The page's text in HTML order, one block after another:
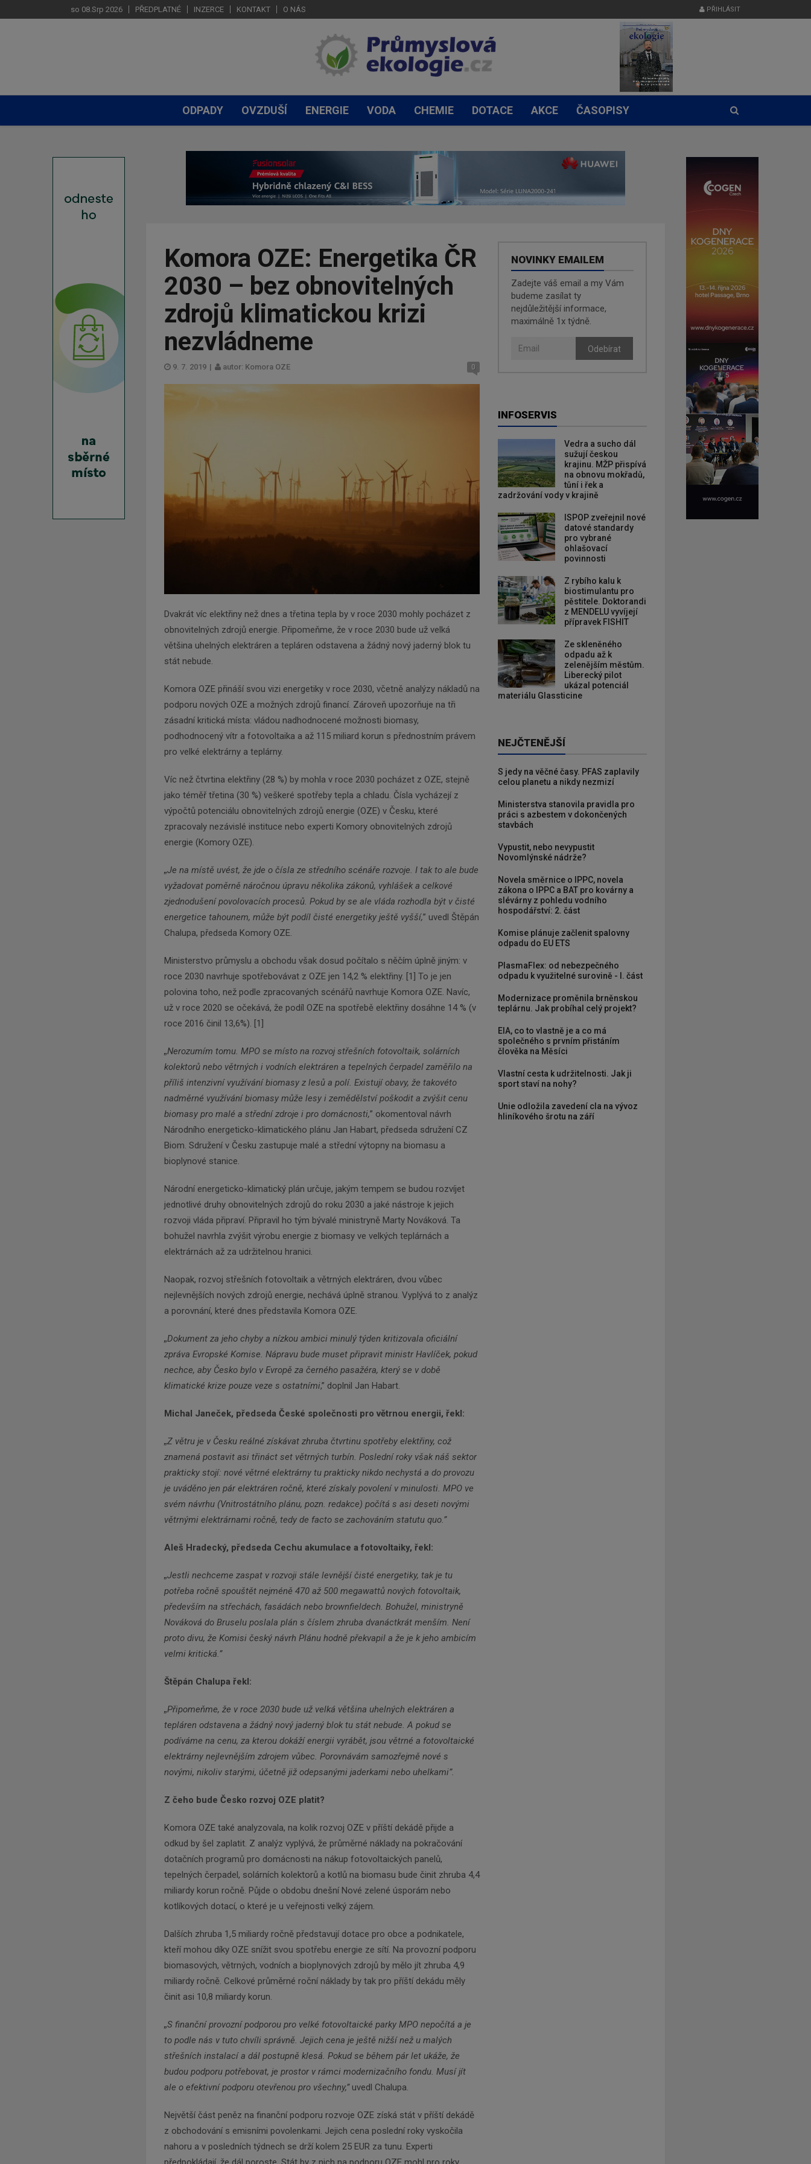
so 08.Srp 2026 PŘEDPLATNÉ INZERCE KONTAKT O NÁS PŘIHLÁSIT
ODPADY OVZDUŠÍ ENERGIE VODA CHEMIE DOTACE AKCE ČASOPISY
Komora OZE: Energetika ČR
2030 – bez obnovitelných
zdrojů klimatickou krizi
nezvládneme
9. 7. 2019 | autor: Komora OZE 0
Dvakrát víc elektřiny než dnes a třetina tepla by v roce 2030 mohly pocházet z
obnovitelných zdrojů energie. Připomeňme, že v roce 2030 bude už velká
většina uhelných elektráren a tepláren odstavena a žádný nový jaderný blok tu
stát nebude.
Komora OZE přináší svou vizi energetiky v roce 2030, včetně analýzy nákladů na
podporu nových OZE a možných zdrojů financí. Zároveň upozorňuje na tři
zásadní kritická místa: vládou nadhodnocené možnosti biomasy,
podhodnocený vítr a fotovoltaika a až 115 miliard korun s přednostním právem
pro velké elektrárny a teplárny.
Víc než čtvrtina elektřiny (28 %) by mohla v roce 2030 pocházet z OZE, stejně
jako téměř třetina (30 %) veškeré spotřeby tepla a chladu. Čísla vycházejí z
výpočtů potenciálu obnovitelných zdrojů energie (OZE) v Česku, které
zpracovaly nezávislé instituce nebo experti Komory obnovitelných zdrojů
energie (Komory OZE).
„Je na místě uvést, že jde o čísla ze středního scénáře rozvoje. I tak to ale bude
vyžadovat poměrně náročnou úpravu několika zákonů, vyhlášek a celkové
zjednodušení povolovacích procesů. Pokud by se ale vláda rozhodla být v čisté
energetice tahounem, může být podíl čisté energetiky ještě vyšší,” uvedl Štěpán
Chalupa, předseda Komory OZE.
Ministerstvo průmyslu a obchodu však dosud počítalo s něčím úplně jiným: v
roce 2030 navrhuje spotřebovávat z OZE jen 14,2 % elektřiny. [1] To je jen
polovina toho, než podle zpracovaných scénářů navrhuje Komora OZE. Navíc,
už v roce 2020 se očekává, že podíl OZE na spotřebě elektřiny dosáhne 14 % (v
roce 2016 činil 13,6%). [1]
„Nerozumím tomu. MPO se místo na rozvoj střešních fotovoltaik, solárních
kolektorů nebo větrných i vodních elektráren a tepelných čerpadel zaměřilo na
příliš intenzivní využívání biomasy z lesů a polí. Existují obavy, že takovéto
nadměrné využívání biomasy může lesy i zemědělství poškodit a zvýšit cenu
biomasy pro malé a střední zdroje i pro domácnosti,” okomentoval návrh
Národního energeticko-klimatického plánu Jan Habart, předseda sdružení CZ
Biom. Sdružení v Česku zastupuje malé a střední výtopny na biomasu a
bioplynové stanice.
Národní energeticko-klimatický plán určuje, jakým tempem se budou rozvíjet
jednotlivé druhy obnovitelných zdrojů do roku 2030 a jaké nástroje k jejich
rozvoji vláda připraví. Připravil ho tým bývalé ministryně Marty Nováková. Ta
bohužel navrhla zvýšit výrobu energie z biomasy ve velkých teplárnách a
elektrárnách až za udržitelnou hranici.
Naopak, rozvoj střešních fotovoltaik a větrných elektráren, dvou vůbec
nejlevnějších nových zdrojů energie, nechává úplně stranou. Vyplývá to z analýz
a porovnání, které dnes představila Komora OZE.
„Dokument za jeho chyby a nízkou ambici minulý týden kritizovala oficiální
zpráva Evropské Komise. Nápravu bude muset připravit ministr Havlíček, pokud
nechce, aby Česko bylo v Evropě za černého pasažéra, který se v době
klimatické krize pouze veze s ostatními,” doplnil Jan Habart.
Michal Janeček, předseda České společnosti pro větrnou energii, řekl:
„Z větru je v Česku reálné získávat zhruba čtvrtinu spotřeby elektřiny, což
znamená postavit asi třináct set větrných turbín. Poslední roky však náš sektor
prakticky stojí: nové větrné elektrárny tu prakticky nikdo nechystá a do provozu
je uváděno jen pár elektráren ročně, které získaly povolení v minulosti. MPO ve
svém návrhu (Vnitrostátního plánu, pozn. redakce) počítá s asi deseti novými
větrnými elektrárnami ročně, tedy de facto se zachováním statutu quo.”
Aleš Hradecký, předseda Cechu akumulace a fotovoltaiky, řekl:
„Jestli nechceme zaspat v rozvoji stále levnější čisté energetiky, tak je tu
potřeba ročně spouštět nejméně 470 až 500 megawattů nových fotovoltaik,
především na střechách, fasádách nebo brownfieldech. Bohužel, ministryně
Nováková do Bruselu poslala plán s číslem zhruba dvanáctkrát menším. Není
proto divu, že Komisi český návrh Plánu hodně překvapil a že je k jeho ambicím
velmi kritická.”
Štěpán Chalupa řekl:
„Připomeňme, že v roce 2030 bude už velká většina uhelných elektráren a
tepláren odstavena a žádný nový jaderný blok tu stát nebude. A pokud se
podíváme na cenu, za kterou dokáží energii vyrábět, jsou větrné a fotovoltaické
elektrárny nejlevnějším zdrojem vůbec. Porovnávám samozřejmě nové s
novými, nikoliv starými, účetně již odepsanými jaderkami nebo uhelkami”.
Z čeho bude Česko rozvoj OZE platit?
Komora OZE také analyzovala, na kolik rozvoj OZE v příští dekádě přijde a
odkud by šel zaplatit. Z analýz vyplývá, že průměrné náklady na pokračování
dotačních programů pro domácnosti na nákup fotovoltaických panelů,
tepelných čerpadel, solárních kolektorů a kotlů na biomasu bude činit zhruba 4,4
miliardy korun ročně. Půjde o obdobu dnešní Nové zelené úsporám nebo
kotlíkových dotací, o které je u veřejnosti velký zájem.
Dalších zhruba 1,5 miliardy ročně představují dotace pro obce a podnikatele,
kteří mohou díky OZE snížit svou spotřebu energie ze sítí. Na provozní podporu
biomasových, větrných, vodních a bioplynových zdrojů by mělo jít zhruba 4,9
miliardy ročně. Celkové průměrné roční náklady by tak pro příští dekádu měly
činit asi 10,8 miliardy korun.
„S finanční provozní podporou pro velké fotovoltaické parky MPO nepočítá a je
to podle nás v tuto chvíli správně. Jejich cena je ještě nižší než u malých
střešních instalací a dál postupně klesá. Pokud se během pár let ukáže, že
budou podporu potřebovat, je prostor v rámci modernizačního fondu. Musí jít
ale o efektivní podporu otevřenou pro všechny,” uvedl Chalupa.
Největší část peněz na finanční podporu rozvoje OZE získá stát v příští dekádě
z obchodování s emisními povolenkami. Jejich cena poslední roky vyskočila
nahoru a v posledních týdnech se drží kolem 25 EUR za tunu. Experti
NOVINKY EMAILEM
Zadejte váš email a my Vám
budeme zasílat ty
nejdůležitější informace,
maximálně 1x týdně.
Odebírat
INFOSERVIS
Vedra a sucho dál
sužují českou
krajinu. MŽP přispívá
na obnovu mokřadů,
tůní i řek a
zadržování vody v krajině
ISPOP zveřejnil nové
datové standardy
pro vybrané
ohlašovací
povinnosti
Z rybího kalu k
biostimulantu pro
pěstitele. Doktorandi
z MENDELU vyvíjejí
přípravek FISHIT
Ze skleněného
odpadu až k
zelenějším městům.
Liberecký pilot
ukázal potenciál
materiálu Glassticine
NEJČTENĚJŠÍ
S jedy na věčné časy. PFAS zaplavily
celou planetu a nikdy nezmizí
Ministerstva stanovila pravidla pro
práci s azbestem v dokončených
stavbách
Vypustit, nebo nevypustit
Novomlýnské nádrže?
Novela směrnice o IPPC, novela
zákona o IPPC a BAT pro kovárny a
slévárny z pohledu vodního
hospodářství: 2. část
Komise plánuje začlenit spalovny
odpadu do EU ETS
PlasmaFlex: od nebezpečného
odpadu k využitelné surovině - I. část
Modernizace proměnila brněnskou
teplárnu. Jak probíhal celý projekt?
EIA, co to vlastně je a co má
společného s prvním přistáním
člověka na Měsíci
Vlastní cesta k udržitelnosti. Jak ji
sport staví na nohy?
Unie odložila zavedení cla na vývoz
hliníkového šrotu na září
Newsletter
nejdůležitější informace, maximálně 1x týdně.